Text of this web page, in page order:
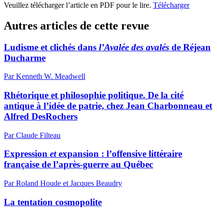
Veuillez télécharger l’article en PDF pour le lire. Télécharger
Autres articles de cette revue
Ludisme et clichés dans l’Avalée des avalés de Réjean
Ducharme
Par Kenneth W. Meadwell
Rhétorique et philosophie politique. De la cité
antique à l’idée de patrie, chez Jean Charbonneau et
Alfred DesRochers
Par Claude Filteau
Expression etexpansion : l’offensive littéraire
française de l’après-guerre au Québec
Par Roland Houde et Jacques Beaudry
La tentation cosmopolite